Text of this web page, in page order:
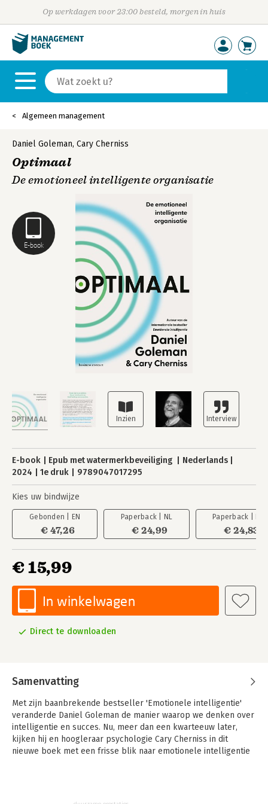
Op werkdagen voor 23:00 besteld, morgen in huis
Algemeen management
E-book
Daniel Goleman, Cary Cherniss
Optimaal
De emotioneel intelligente organisatie
E-book Epub met watermerkbeveiliging
Nederlands
2024
1e druk 9789047017295
Kies uw bindwijze
Gebonden | EN
€ 47,26
Paperback | NL
€ 24,99
Paperback | EN
€ 24,83
€ 15,99
In winkelwagen
Direct te downloaden
Samenvatting
Met zijn baanbrekende bestseller 'Emotionele intelligentie'
veranderde Daniel Goleman de manier waarop we denken over
intelligentie en succes. Nu, meer dan een kwarteeuw later,
kijken hij en hoogleraar psychologie Cary Cherniss in dit
nieuwe boek met een frisse blik naar emotionele intelligentie